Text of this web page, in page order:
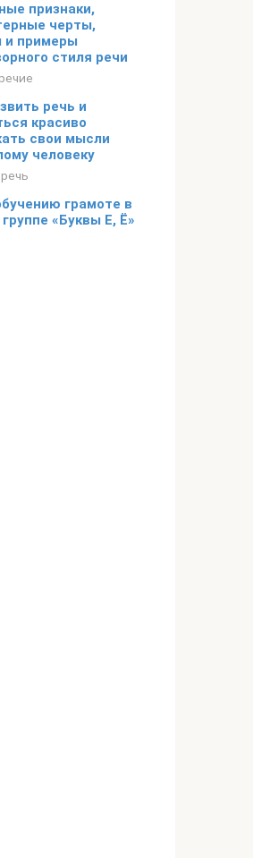
признаки,
черты,
и примеры
стиля речи
речь и
красиво
свои мысли
человеку
грамоте в
«Буквы Е, Ё»